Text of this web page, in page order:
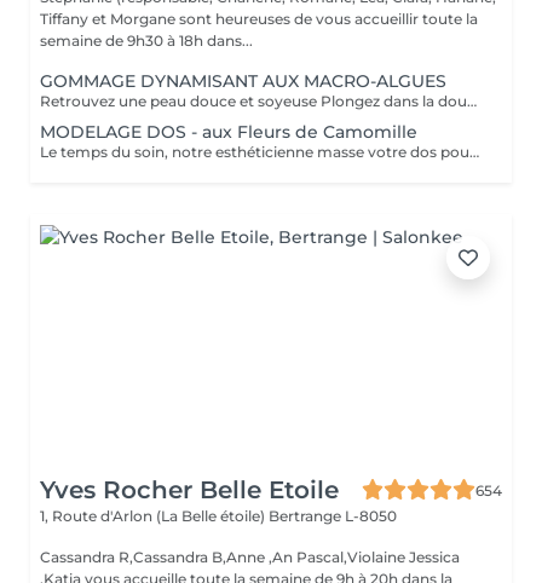
Tiffany et Morgane sont heureuses de vous accueillir toute la
semaine de 9h30 à 18h dans...
GOMMAGE DYNAMISANT AUX MACRO-ALGUES
Retrouvez une peau douce et soyeuse Plongez dans la douceur tropicale dIndonésie à travers les notes épicées des huiles essentielles de Girofle et de Muscade. Ce gommage aux effluves chauds et naturels vous transporte tout en exfoliant délicatement votre peau : elle est douce, lumineuse et satinée.
MODELAGE DOS - aux Fleurs de Camomille
Le temps du soin, notre esthéticienne masse votre dos pour un confort sans précédent.
Yves Rocher Belle Etoile
654
1, Route d'Arlon (La Belle étoile) Bertrange L-8050
Cassandra R,Cassandra B,Anne ,An Pascal,Violaine Jessica
,Katia vous accueille toute la semaine de 9h à 20h dans la